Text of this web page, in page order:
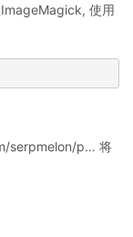
使用
serpmelon/p… 将